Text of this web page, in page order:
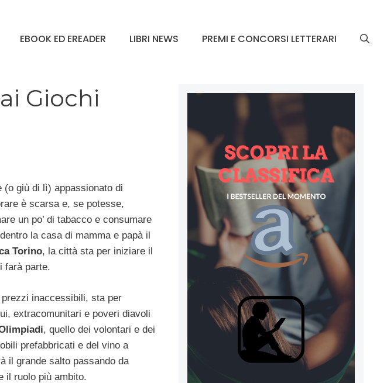
EBOOK ED EREADER LIBRI NEWS PREMI E CONCORSI LETTERARI
Giochi
(o giù di lì) appassionato di
è scarsa e, se potesse,
un po’ di tabacco e consumare
la casa di mamma e papà il
Torino, la città sta per iniziare il
farà parte.
inaccessibili, sta per
extracomunitari e poveri diavoli
, quello dei volontari e dei
prefabbricati e del vino a
il grande salto passando da
il ruolo più ambito.